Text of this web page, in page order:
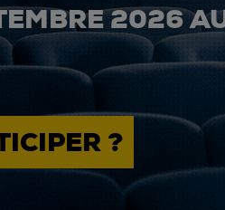
2026
?